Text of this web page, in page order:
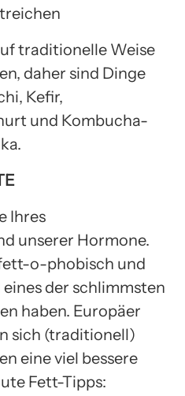
traditionelle Weise
daher sind Dinge
Kefir,
und Kombucha-
​​Ihres
unserer Hormone.
o-phobisch und
der schlimmsten
haben. Europäer
sich (traditionell)
eine viel bessere
Fett-Tipps: